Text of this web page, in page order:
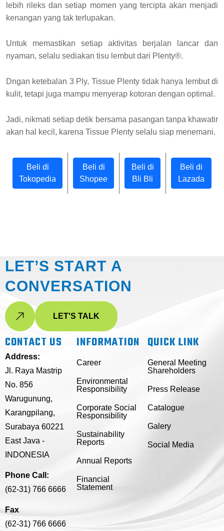
lebih rileks dan setiap momen yang tercipta akan menjadi
kenangan yang tak terlupakan.
Untuk memastikan setiap aktivitas berjalan lancar dan
nyaman, selalu sediakan tisu lembut dari Plenty®.
Dngan ketebalan 3 Ply, Tissue Plenty tidak hanya lembut di
kulit, tetapi juga mampu menyerap kotoran dengan optimal.
Jadi, nikmati setiap detik bersama pasangan tanpa khawatir
akan hal kecil, karena Tissue Plenty selalu siap menemani.
Beli di
Tokopedia
Beli di
Shopee
Beli di
Bli Bli
Beli di
Lazada
LET’S START A
CONVERSATION
LET'S TALK
CONTACT US
Address:
Jl. Raya Mastrip
No. 856
Warugunung,
Karangpilang,
Surabaya 60221
East Java -
INDONESIA
Phone Call:
(62-31) 766 6666
Fax
(62-31) 766 6666
INFORMATION
Career
Environmental
Responsibility
Corporate Social
Responsibility
Sustainability
Reports
Annual Reports
Financial
Statement
QUICK LINK
General Meeting
Shareholders
Press Release
Catalogue
Galery
Social Media